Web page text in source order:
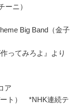
ーニ）
Big Band（金子
ってみろよ』より
ア
ート） *NHK連続テ